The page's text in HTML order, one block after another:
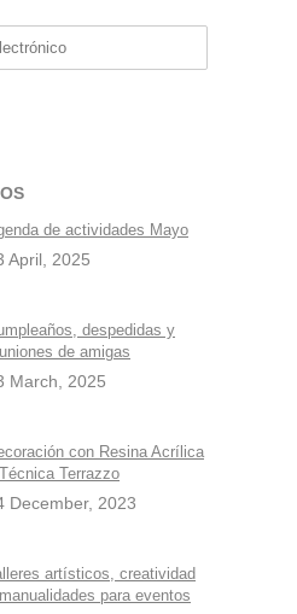
de actividades Mayo
April, 2025
despedidas y
de amigas
March, 2025
con Resina Acrílica
Terrazzo
December, 2023
artísticos, creatividad
para eventos